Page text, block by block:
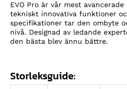
EVO Pro är vår mest
tekniskt innovativa funktioner
specifikationer tar den ombyte
nivå. Designad av ledande
den bästa blev ännu bättre.
Storleksguide: